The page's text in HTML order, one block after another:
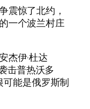
震惊了北约，
一个波兰村庄
杰伊·杜达
击普热沃多
可能是俄罗斯制